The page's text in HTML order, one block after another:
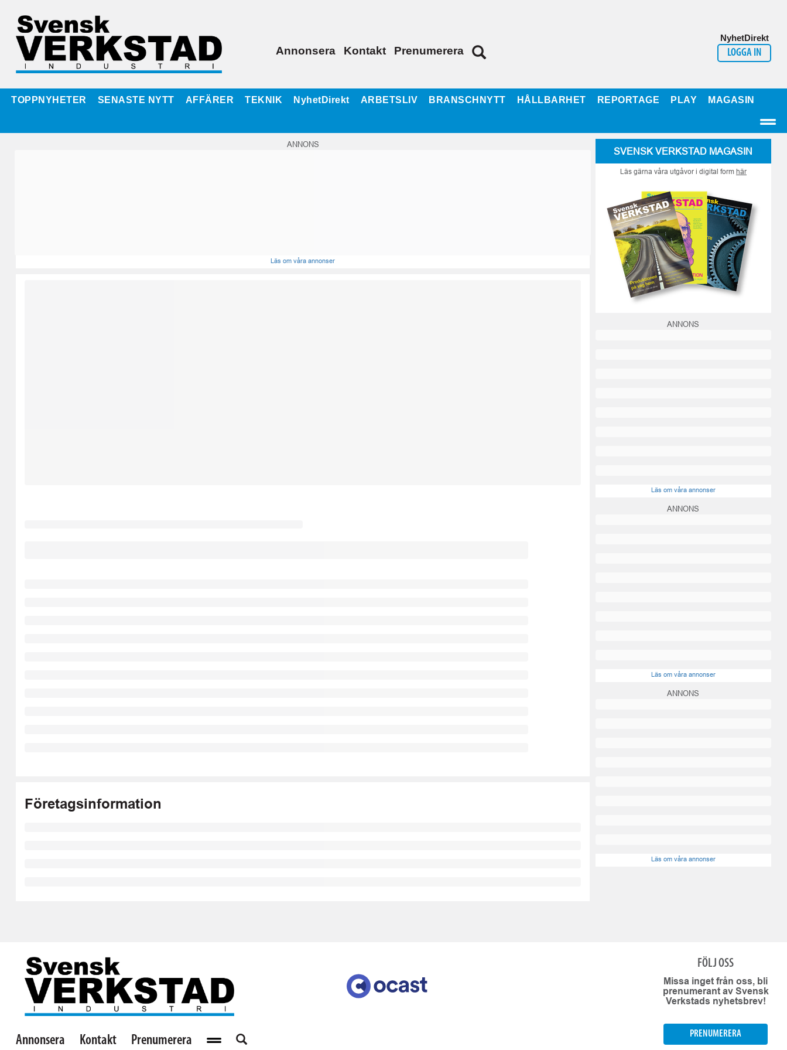
Annonsera Kontakt Prenumerera
NyhetDirekt
LOGGA IN
TOPPNYHETER SENASTE NYTT AFFÄRER TEKNIK NyhetDirekt ARBETSLIV BRANSCHNYTT HÅLLBARHET REPORTAGE PLAY MAGASIN
ANNONS
Läs om våra annonser
Företagsinformation
SVENSK VERKSTAD MAGASIN
Läs gärna våra utgåvor i digital form här
ANNONS
Läs om våra annonser
ANNONS
Läs om våra annonser
ANNONS
Läs om våra annonser
Annonsera Kontakt Prenumerera
FÖLJ OSS
Missa inget från oss, bli
prenumerant av Svensk
Verkstads nyhetsbrev!
PRENUMERERA